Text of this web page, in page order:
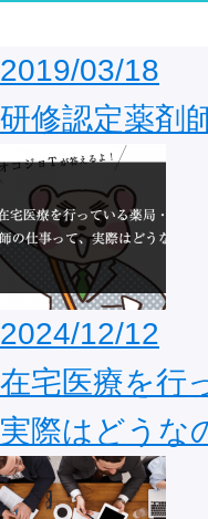
2019/03/18
研修認定薬剤
2024/12/12
在宅医療を行
実際はどうな